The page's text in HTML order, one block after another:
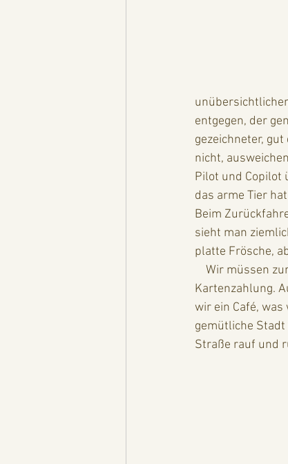
entgegen, der
gezeichneter,
nicht,
Pilot und Copilot
das arme Tier
Beim
sieht man
platte Frösche,
Kartenzahlung.
wir ein Café,
gemütliche
Straße rauf und